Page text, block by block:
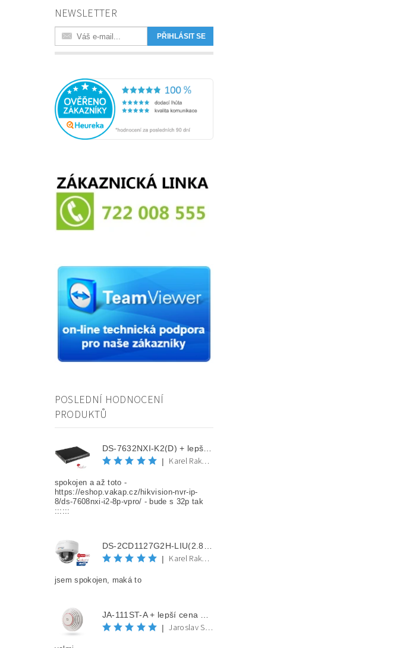
NEWSLETTER
POSLEDNÍ HODNOCENÍ
PRODUKTŮ
DS-7632NXI-K2(D) + lepší cena po registraci
|
Karel Rakovec
spokojen a až toto -
https://eshop.vakap.cz/hikvision-nvr-ip-
8/ds-7608nxi-i2-8p-vpro/ - bude s 32p tak
::::::
DS-2CD1127G2H-LIU(2.8mm) + lepší cena po registraci
|
Karel Rakovec
jsem spokojen, maká to
JA-111ST-A + lepší cena po registraci
|
Jaroslav Spěváček